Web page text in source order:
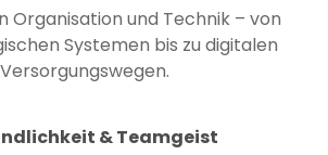
Organisation und Technik – von
Systemen bis zu digitalen
Versorgungswegen.
& Teamgeist